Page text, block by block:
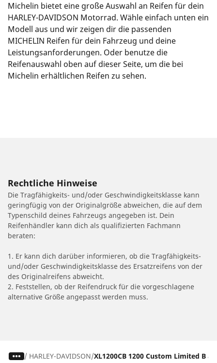
Michelin bietet eine große Auswahl an Reifen für dein
HARLEY-DAVIDSON Motorrad. Wähle einfach unten ein
Modell aus und wir zeigen dir die passenden
MICHELIN Reifen für dein Fahrzeug und deine
Leistungsanforderungen. Oder benutze die
Reifenauswahl oben auf dieser Seite, um die bei
Michelin erhältlichen Reifen zu sehen.
Rechtliche Hinweise
Die Tragfähigkeits- und/oder Geschwindigkeitsklasse kann
geringfügig von der Originalgröße abweichen, die auf dem
Typenschild deines Fahrzeugs angegeben ist. Dein
Reifenhändler kann dich als qualifizierten Fachmann
beraten:
1. Er kann dich darüber informieren, ob die Tragfähigkeits-
und/oder Geschwindigkeitsklasse des Ersatzreifens von der
des Originalreifens abweicht.
2. Feststellen, ob der Reifendruck für die vorgeschlagene
alternative Größe angepasst werden muss.
/ HARLEY-DAVIDSON XL1200CB 1200 Custom Limited B